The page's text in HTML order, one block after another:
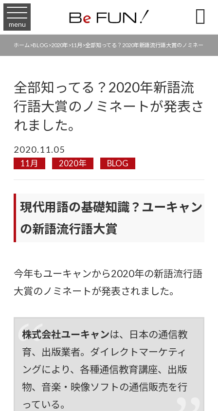
menu 
ホーム >BLOG >2020年 >11月 >全部知ってる？2020年新語流行語大賞のノミネートが
全部知ってる？2020年新語流
行語大賞のノミネートが発表さ
れました。
2020.11.05
11月 2020年 BLOG
現代用語の基礎知識？ユーキャン
の新語流行語大賞
今年もユーキャンから2020年の新語流行語
大賞のノミネートが発表されました。
株式会社ユーキャンは、日本の通信教
育、出版業者。ダイレクトマーケティ
ングにより、各種通信教育講座、出版
物、音楽・映像ソフトの通信販売を行
っている。